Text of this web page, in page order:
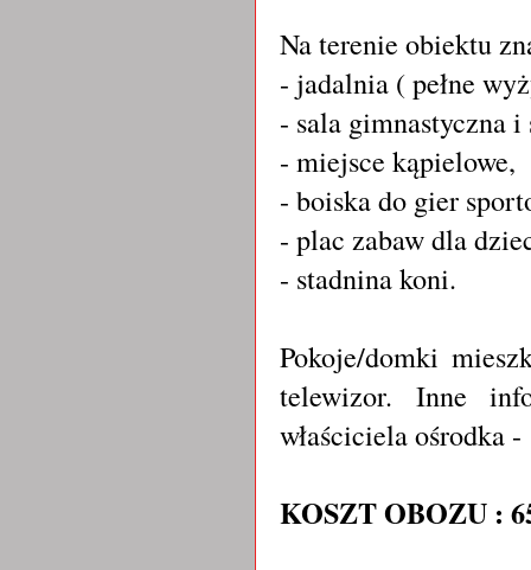
Na terenie obiektu
- jadalnia ( pełne
- sala gimnastyczna
- miejsce kąpielowe,
- boiska do gier
- plac zabaw dla
- stadnina koni.
Pokoje/domki
telewizor. Inne
właściciela ośrodka
KOSZT OBOZU :